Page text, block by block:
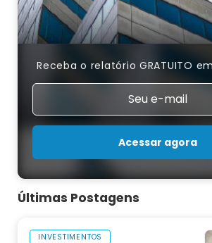
Receba o relatório GRATUITO
Acessar agora
Últimas Postagens
INVESTIMENTOS